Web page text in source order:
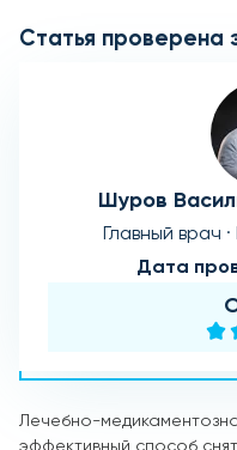
Статья проверена
Шуров
Главный врач
Дата
Лечебно-
эффективный способ